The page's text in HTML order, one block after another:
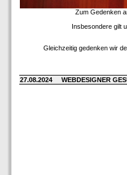
Zum Gedenken
Insbesondere gilt
Gleichzeitig gedenken wir
27.08.2024 WEBDESIGNER